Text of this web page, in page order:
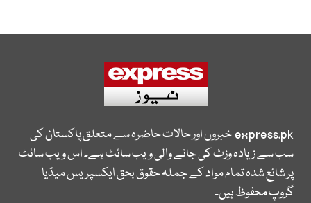
express.pkخبروں اور حالات حاضرہ سے متعلق پاکستان کی
سب سے زیادہ وزٹ کی جانے والی ویب سائٹ ہے۔ اس ویب سائٹ
پر شائع شدہ تمام مواد کے جملہ حقوق بحق ایکسپریس میڈیا
گروپ محفوظ ہیں۔